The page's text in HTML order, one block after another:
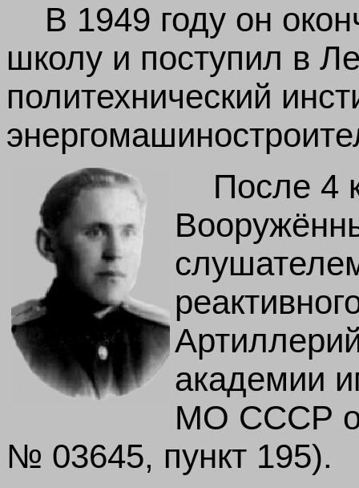
В 1949 году он
школу и поступил в
политехнический
После 4
академии
МО СССР
№ 03645, пункт 195).